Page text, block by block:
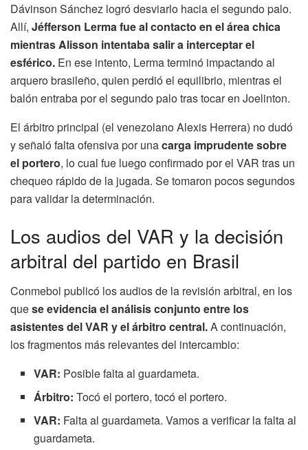
Dávinson Sánchez logró desviarlo hacia el segundo palo.
Allí, Jéfferson Lerma fue al contacto en el área chica
mientras Alisson intentaba salir a interceptar el
esférico. En ese intento, Lerma terminó impactando al
arquero brasileño, quien perdió el equilibrio, mientras el
balón entraba por el segundo palo tras tocar en Joelinton.
El árbitro principal (el venezolano Alexis Herrera) no dudó
y señaló falta ofensiva por unacarga imprudente sobre
el portero, lo cual fue luego confirmado por el VAR tras un
chequeo rápido de la jugada. Se tomaron pocos segundos
para validar la determinación.
Los audios del VAR y la decisión
arbitral del partido en Brasil
Conmebol publicó los audios de la revisión arbitral, en los
quese evidencia el análisis conjunto entre los
asistentes del VAR y el árbitro central.A continuación,
los fragmentos más relevantes del intercambio:
VAR: Posible falta al guardameta.
Árbitro: Tocó el portero, tocó el portero.
VAR: Falta al guardameta. Vamos a verificar la falta al
guardameta.